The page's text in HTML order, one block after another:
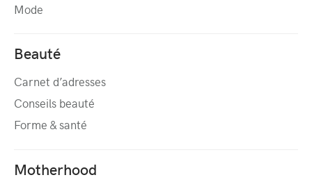
Mode
Beauté
Carnet d’adresses
Conseils beauté
Forme & santé
Motherhood